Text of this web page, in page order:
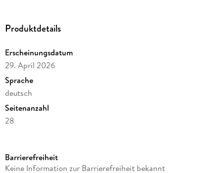
alle Feiertage und Mondphasen. Die stabile Spiralbindung
lange Haltbarkeit.
Highlights:
12 stimmungsvolle Naturmotive
Achtsamkeit
zertifiziertesPapier aus nachhaltiger Forstwirtschaft
HochwertigerDruck &stabileSpiralbindung
Produktdetails
Erscheinungsdatum
29. April 2026
Sprache
deutsch
Seitenanzahl
28
Autor/Autorin
Barrierefreiheit
Keine Information zur Barrierefreiheit bekannt